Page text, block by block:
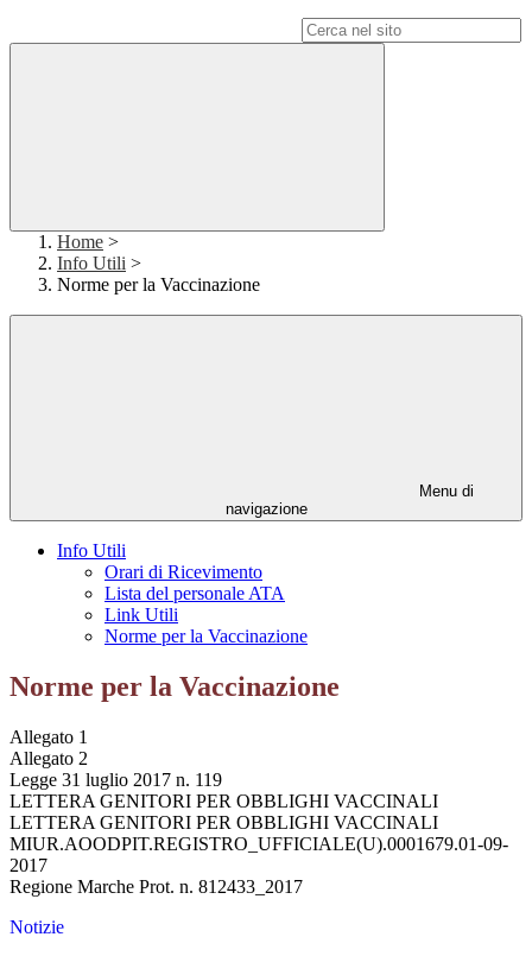
Home >
Info Utili >
Norme per la Vaccinazione
Menu di
navigazione
Info Utili
Orari di Ricevimento
Lista del personale ATA
Link Utili
Norme per la Vaccinazione
Norme per la Vaccinazione
Allegato 1
Allegato 2
Legge 31 luglio 2017 n. 119
LETTERA GENITORI PER OBBLIGHI VACCINALI
LETTERA GENITORI PER OBBLIGHI VACCINALI
MIUR.AOODPIT.REGISTRO_UFFICIALE(U).0001679.01-09-
2017
Regione Marche Prot. n. 812433_2017
Notizie